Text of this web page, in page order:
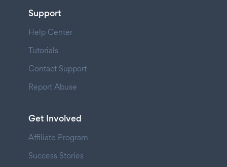
Support
Help Center
Tutorials
Contact Support
Report Abuse
Get Involved
Affiliate Program
Success Stories